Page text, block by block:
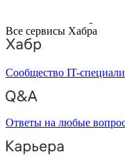
Все сервисы Хабра
Сообщество IT-
Ответы на любые